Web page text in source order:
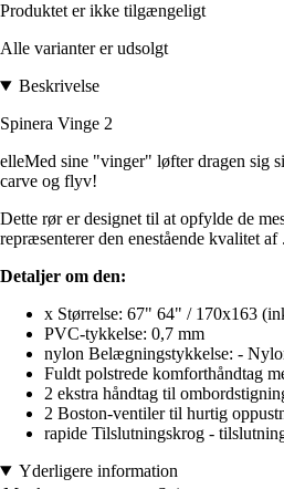
Produktet er ikke tilgængeligt
Alle varianter er udsolgt
Beskrivelse
Spinera Vinge 2
elleMed sine "vinger" løfter dragen sig
carve og flyv!
Dette rør er designet til at opfylde de
repræsenterer den enestående kvalitet af .
Detaljer om den:
x Størrelse: 67" 64" / 170x163
PVC-tykkelse: 0,7 mm
nylon Belægningstykkelse: -
Fuldt polstrede komforthåndtag
2 ekstra håndtag til
2 Boston-ventiler til hurtig
rapide Tilslutningskrog -
Yderligere information